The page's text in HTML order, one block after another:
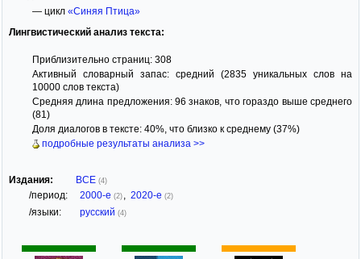
— цикл «Синяя Птица»
Лингвистический анализ текста:
Приблизительно страниц: 308
Активный словарный запас: средний (2835 уникальных слов на
10000 слов текста)
Средняя длина предложения: 96 знаков, что гораздо выше среднего
(81)
Доля диалогов в тексте: 40%, что близко к среднему (37%)
подробные результаты анализа >>
Издания: ВСЕ (4)
/период: 2000-е (2) 2020-е (2)
/языки: русский (4)